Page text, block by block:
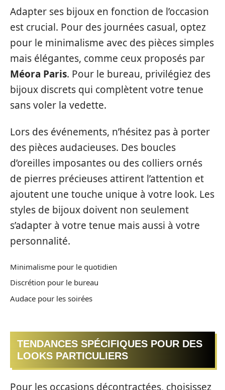
Adapter ses bijoux en fonction de l’occasion
est crucial. Pour des journées casual, optez
pour le minimalisme avec des pièces simples
mais élégantes, comme ceux proposés par
Méora Paris. Pour le bureau, privilégiez des
bijoux discrets qui complètent votre tenue
sans voler la vedette.
Lors des événements, n’hésitez pas à porter
des pièces audacieuses. Des boucles
d’oreilles imposantes ou des colliers ornés
de pierres précieuses attirent l’attention et
ajoutent une touche unique à votre look. Les
styles de bijoux doivent non seulement
s’adapter à votre tenue mais aussi à votre
personnalité.
Minimalisme pour le quotidien
Discrétion pour le bureau
Audace pour les soirées
TENDANCES SPÉCIFIQUES POUR DES
LOOKS PARTICULIERS
Pour les occasions décontractées, choisissez